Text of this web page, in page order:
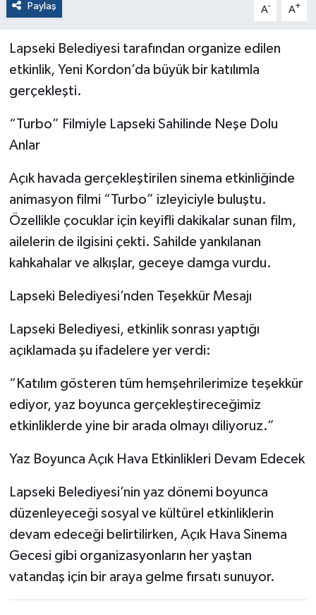
Paylaş A- A+
Lapseki Belediyesi tarafından organize edilen
etkinlik, Yeni Kordon’da büyük bir katılımla
gerçekleşti.
“Turbo” Filmiyle Lapseki Sahilinde Neşe Dolu
Anlar
Açık havada gerçekleştirilen sinema etkinliğinde
animasyon filmi “Turbo” izleyiciyle buluştu.
Özellikle çocuklar için keyifli dakikalar sunan film,
ailelerin de ilgisini çekti. Sahilde yankılanan
kahkahalar ve alkışlar, geceye damga vurdu.
Lapseki Belediyesi’nden Teşekkür Mesajı
Lapseki Belediyesi, etkinlik sonrası yaptığı
açıklamada şu ifadelere yer verdi:
“Katılım gösteren tüm hemşehrilerimize teşekkür
ediyor, yaz boyunca gerçekleştireceğimiz
etkinliklerde yine bir arada olmayı diliyoruz.”
Yaz Boyunca Açık Hava Etkinlikleri Devam Edecek
Lapseki Belediyesi’nin yaz dönemi boyunca
düzenleyeceği sosyal ve kültürel etkinliklerin
devam edeceği belirtilirken, Açık Hava Sinema
Gecesi gibi organizasyonların her yaştan
vatandaş için bir araya gelme fırsatı sunuyor.